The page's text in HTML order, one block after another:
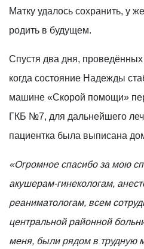
Матку удалось сохранить, у
родить в будущем.
Спустя два дня,
когда состояние Надежды
машине «Скорой помощи»
ГКБ №7, для дальнейшего
пациентка была выписана
«Огромное спасибо за мою
акушерам-гинекологам,
реаниматологам, всем
центральной районной
меня, были рядом в трудную